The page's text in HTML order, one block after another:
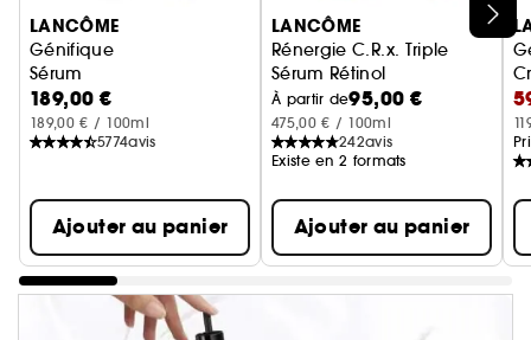
Ignorer le carrousel produits
LANCÔME
Génifique
Sérum
189,00 €
189,00 € / 100ml
5774avis
Ajouter au panier
LANCÔME
Rénergie C.R.x. Triple
Sérum Rétinol
Sérum Anti-Âge
À partir de95,00 €
475,00 € / 100ml
242avis
Existe en 2 formats
Ajouter au panier